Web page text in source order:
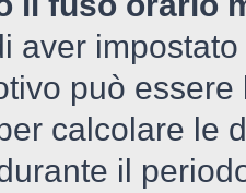
aver
può essere
calcolare le
il